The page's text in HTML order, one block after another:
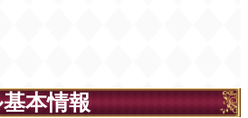
本情報